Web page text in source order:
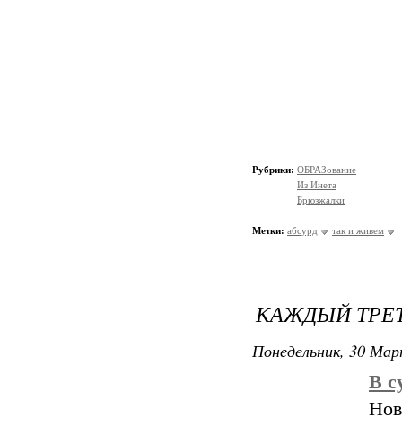
Рубрики: ОБРАЗование
Из Инета
Брюзжалки
Метки: абсурд так и живем
КАЖДЫЙ
Понедельник, 30
В